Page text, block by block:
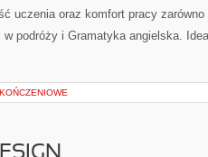
uczenia oraz komfort pracy
podróży i Gramatyka angielska.